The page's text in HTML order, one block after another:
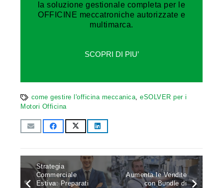
la soluzione gestionale completa per le
OFFICINE meccatroniche autorizzate e
multimarca.
SCOPRI DI PIU’
come gestire l'officina meccanica ,eSOLVER per i
Motori Officina
Strategia
Commerciale
Estiva: Preparati
Aumenta le Vendite
con Bundle di